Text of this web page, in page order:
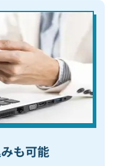
も可能